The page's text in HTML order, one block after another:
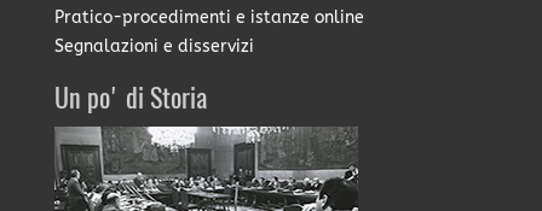
Pratico-procedimenti e istanze online
Segnalazioni e disservizi
Un po' di Storia